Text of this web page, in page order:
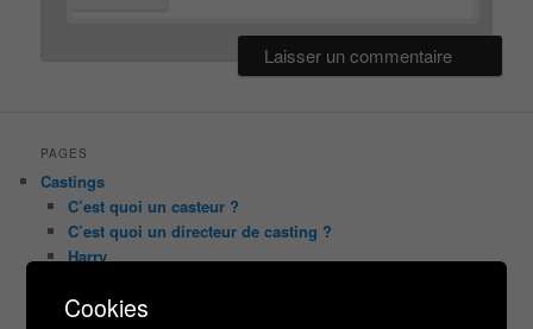
PAGES
Castings
C’est quoi un casteur ?
C’est quoi un directeur de casting ?
Harry
Slam
Cookies